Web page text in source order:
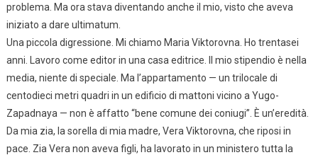
problema. Ma ora stava diventando anche il mio, visto che aveva
iniziato a dare ultimatum.
Una piccola digressione. Mi chiamo Maria Viktorovna. Ho trentasei
anni. Lavoro come editor in una casa editrice. Il mio stipendio è nella
media, niente di speciale. Ma l’appartamento — un trilocale di
centodieci metri quadri in un edificio di mattoni vicino a Yugo-
Zapadnaya — non è affatto “bene comune dei coniugi”. È un’eredità.
Da mia zia, la sorella di mia madre, Vera Viktorovna, che riposi in
pace. Zia Vera non aveva figli, ha lavorato in un ministero tutta la